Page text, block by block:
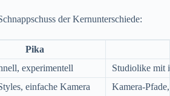
der Kernunterschiede:
Pika
experimentell
Studiolike mit
einfache Kamera Kamera-